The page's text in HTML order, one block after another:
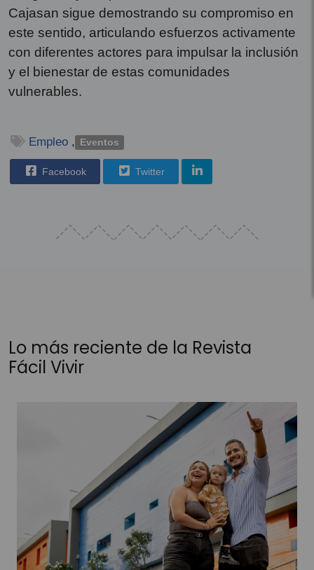
Cajasan sigue demostrando su compromiso en
este sentido, articulando esfuerzos activamente
con diferentes actores para impulsar la inclusión
y el bienestar de estas comunidades
vulnerables.
Empleo , Eventos
Facebook Twitter
Lo más reciente de la Revista
Fácil Vivir